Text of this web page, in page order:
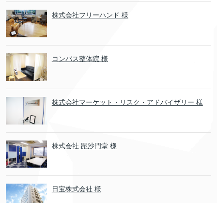
株式会社フリーハンド 様
コンパス整体院 様
株式会社マーケット・リスク・アドバイザリー 様
株式会社 毘沙門堂 様
日宝株式会社 様